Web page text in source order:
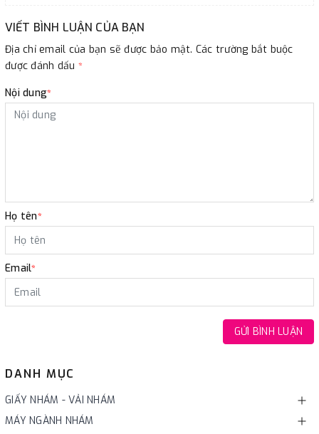
DANH MỤC
GIẤY NHÁM - VẢI NHÁM
MÁY NGÀNH NHÁM
VIẾT BÌNH LUẬN CỦA BẠN
Địa chỉ email của bạn sẽ được bảo mật. Các trường bắt buộc
được đánh dấu *
Nội dung*
Họ tên*
Email*
GỬI BÌNH LUẬN